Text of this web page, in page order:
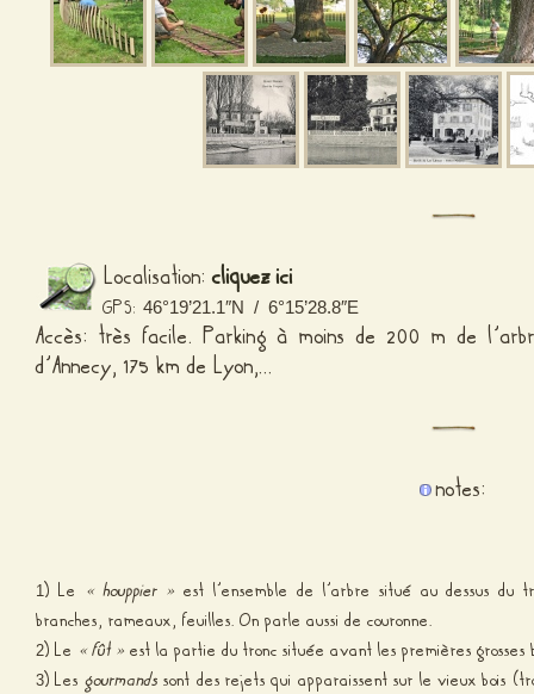
Localisation:cliquez ici
GPS: 46°19’21.1″N / 6°15’28.8″E
Accès: très facile. Parking à moins de 200 m de
d’Annecy, 175 km de Lyon,…
notes:
1 ) Le « houppier » est l’ensemble de l’arbre situé au dessus du
branches, rameaux, feuilles. On parle aussi de couronne.
2) Le « fût » est la partie du tronc située avant les premières grosses
3) Les gourmands sont des rejets qui apparaissent sur le vieux bois